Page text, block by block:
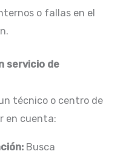
o fallas en el
servicio de
técnico o centro de
en cuenta:
Busca